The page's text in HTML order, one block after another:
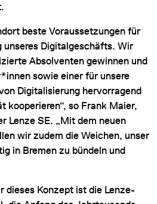
beste Voraussetzungen für
Digitalgeschäfts. Wir
Absolventen gewinnen und
sowie einer für unsere
Digitalisierung hervorragend
kooperieren“, so Frank Maier,
Lenze SE. „Mit dem neuen
wir zudem die Weichen, unser
in Bremen zu bündeln und
dieses Konzept ist die Lenze-